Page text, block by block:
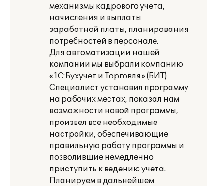
механизмы кадрового учета,
начисления и выплаты
заработной платы, планирования
потребностей в персонале.
Для автоматизации нашей
компании мы выбрали компанию
«1С:Бухучет и Торговля» (БИТ).
Специалист установил программу
на рабочих местах, показал нам
возможности новой программы,
произвел все необходимые
настройки, обеспечивающие
правильную работу программы и
позволившие немедленно
приступить к ведению учета.
Планируем в дальнейшем